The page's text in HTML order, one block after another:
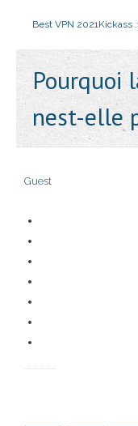
Best VPN 2021Kickass
Pourquoi
nest-elle
Guest